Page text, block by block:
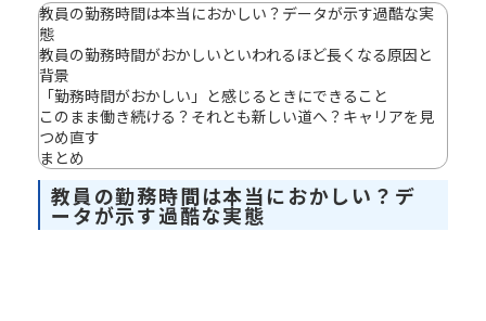
教員の勤務時間は本当におかしい？データが示す過酷な実
態
教員の勤務時間がおかしいといわれるほど長くなる原因と
背景
「勤務時間がおかしい」と感じるときにできること
このまま働き続ける？それとも新しい道へ？キャリアを見
つめ直す
まとめ
教員の勤務時間は本当におかしい？デ
ータが示す過酷な実態